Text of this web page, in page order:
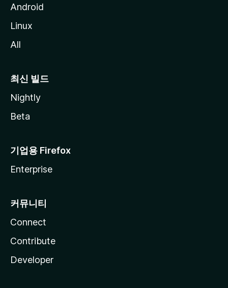
Android
Linux
All
최신 빌드
Nightly
Beta
기업용 Firefox
Enterprise
커뮤니티
Connect
Contribute
Developer